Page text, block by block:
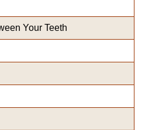
Your Teeth